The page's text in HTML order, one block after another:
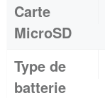
Carte
MicroSD
Type de
batterie